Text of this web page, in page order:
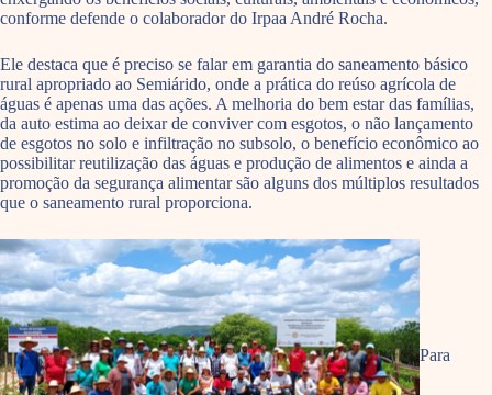
conforme defende o colaborador do Irpaa André Rocha.
Ele destaca que é preciso se falar em garantia do saneamento básico
rural apropriado ao Semiárido, onde a prática do reúso agrícola de
águas é apenas uma das ações. A melhoria do bem estar das famílias,
da auto estima ao deixar de conviver com esgotos, o não lançamento
de esgotos no solo e infiltração no subsolo, o benefício econômico ao
possibilitar reutilização das águas e produção de alimentos e ainda a
promoção da segurança alimentar são alguns dos múltiplos resultados
que o saneamento rural proporciona.
Para